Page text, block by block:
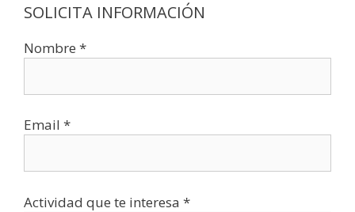
SOLICITA INFORMACIÓN
Nombre *
Email *
Actividad que te interesa *